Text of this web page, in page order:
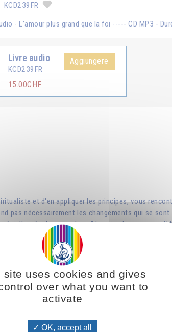
KCD239FR
- L’amour plus grand que la foi ----- CD MP3 -
Livre audio
KCD239FR
15.00CHF
Aggiungere
et d'en appliquer les principes, vous
pas nécessairement les changements qui se
Il ne faut pas se dire : "Je vais changer
dépendra de la façon dont vous aurez résolu
toujours plus grand que la foi. » --- Omraam
site uses cookies and gives
over what you want to
activate
OK, accept all